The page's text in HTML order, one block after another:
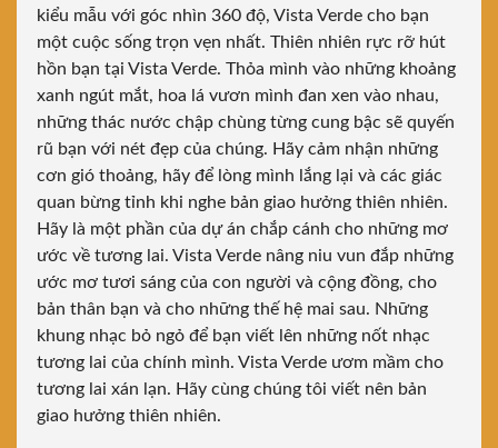
kiểu mẫu với góc nhìn 360 độ, Vista Verde cho bạn
một cuộc sống trọn vẹn nhất. Thiên nhiên rực rỡ hút
hồn bạn tại Vista Verde. Thỏa mình vào những khoảng
xanh ngút mắt, hoa lá vươn mình đan xen vào nhau,
những thác nước chập chùng từng cung bậc sẽ quyến
rũ bạn với nét đẹp của chúng. Hãy cảm nhận những
cơn gió thoảng, hãy để lòng mình lắng lại và các giác
quan bừng tỉnh khi nghe bản giao hưởng thiên nhiên.
Hãy là một phần của dự án chắp cánh cho những mơ
ước về tương lai. Vista Verde nâng niu vun đắp những
ước mơ tươi sáng của con người và cộng đồng, cho
bản thân bạn và cho những thế hệ mai sau. Những
khung nhạc bỏ ngỏ để bạn viết lên những nốt nhạc
tương lai của chính mình. Vista Verde ươm mầm cho
tương lai xán lạn. Hãy cùng chúng tôi viết nên bản
giao hưởng thiên nhiên.